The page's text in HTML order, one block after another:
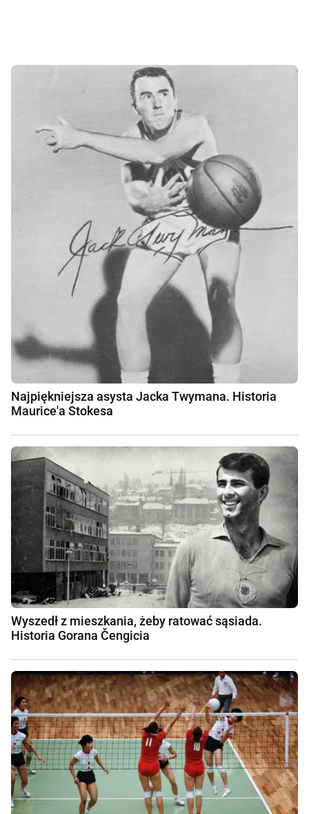
Najpiękniejsza asysta Jacka Twymana. Historia
Maurice'a Stokesa
Wyszedł z mieszkania, żeby ratować sąsiada.
Historia Gorana Čengicia